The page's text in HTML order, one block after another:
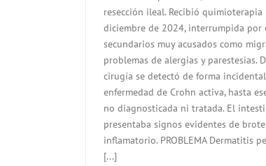
resección ileal. Recibió quimioterapia
diciembre de 2024, interrumpida por
secundarios muy acusados como
problemas de alergias y parestesias.
cirugía se detectó de forma
enfermedad de Crohn activa, hasta
no diagnosticada ni tratada. El
presentaba signos evidentes de brote
inflamatorio. PROBLEMA Dermatitis
[...]